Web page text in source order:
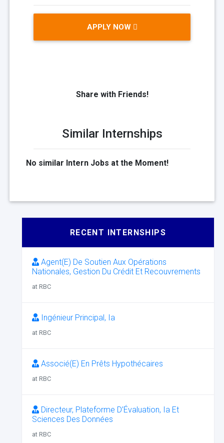
APPLY NOW
Share with Friends!
Similar Internships
No similar Intern Jobs at the Moment!
RECENT INTERNSHIPS
Agent(E) De Soutien Aux Opérations
Nationales, Gestion Du Crédit Et Recouvrements
at RBC
Ingénieur Principal, Ia
at RBC
Associé(E) En Prêts Hypothécaires
at RBC
Directeur, Plateforme D’Évaluation, Ia Et
Sciences Des Données
at RBC